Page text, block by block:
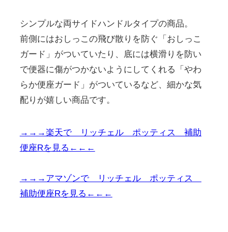
シンプルな両サイドハンドルタイプの商品。
前側にはおしっこの飛び散りを防ぐ「おしっこ
ガード」がついていたり、底には横滑りを防い
で便器に傷がつかないようにしてくれる「やわ
らか便座ガード」がついているなど、細かな気
配りが嬉しい商品です。
→→→楽天で リッチェル ポッティス 補助
便座Rを見る←←←
→→→アマゾンで リッチェル ポッティス
補助便座Rを見る←←←